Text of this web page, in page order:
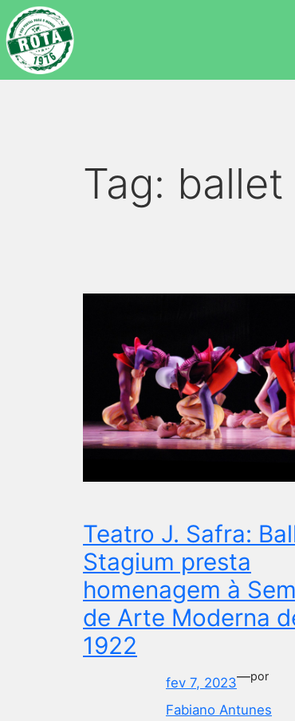
Tag: ballet
Teatro J. Safra:
Stagium presta
homenagem à
de Arte Moderna
1922
fev 7, 2023—por
Fabiano Antunes